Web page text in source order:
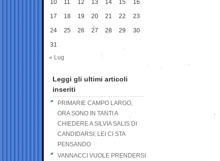
10 11 12 13 14 15 16
17 18 19 20 21 22 23
24 25 26 27 28 29 30
31
« Lug
Leggi gli ultimi articoli
inseriti
PRIMARIE CAMPO LARGO,
ORA SONO IN TANTI A
CHIEDERE A SILVIA SALIS DI
CANDIDARSI: LEI CI STA
PENSANDO
VANNACCI VUOLE PRENDERSI